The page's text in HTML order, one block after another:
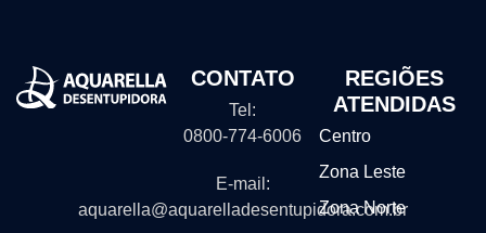
CONTATO
Tel:
0800-774-6006
E-mail:
aquarella@aquarelladesentupidora.com.br
REGIÕES
ATENDIDAS
Centro
Zona Leste
Zona Norte